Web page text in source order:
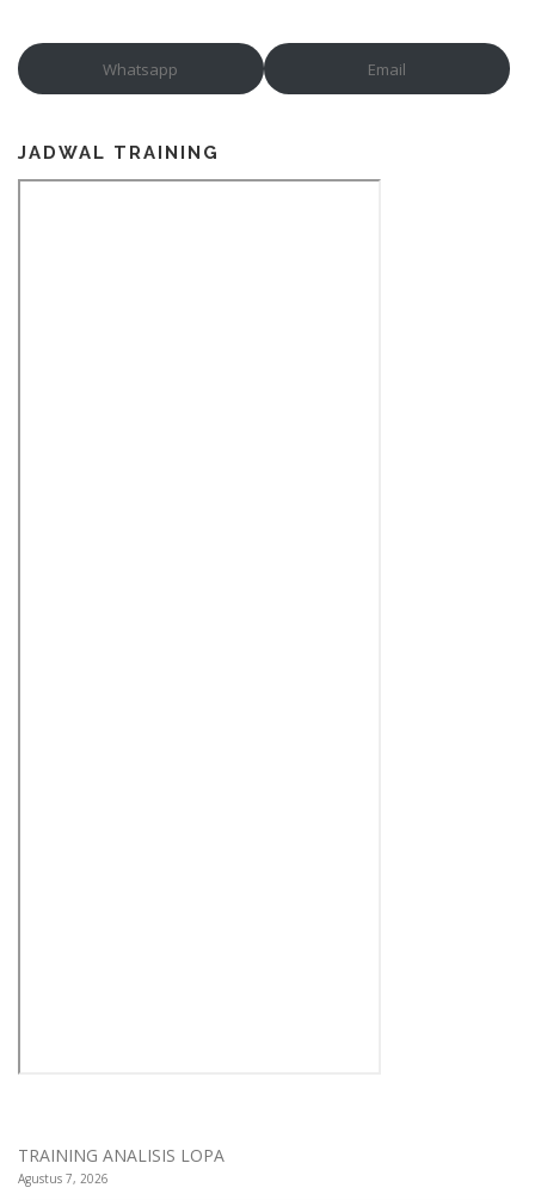
Whatsapp Email
JADWAL TRAINING
TRAINING ANALISIS LOPA
Agustus 7, 2026